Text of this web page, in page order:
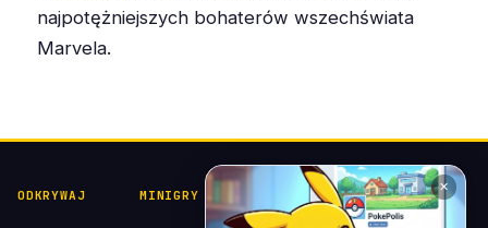
najpotężniejszych bohaterów wszechświata
Marvela.
ODKRYWAJ MINIGRY
POKÉDEX I
KOLEKCJE
POMOC I
KONTAKT
✕